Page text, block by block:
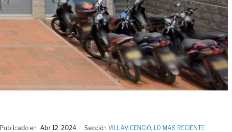
Publicado en Abr 12, 2024 Sección VILLAVICENCIO, LO MAS RECIENTE